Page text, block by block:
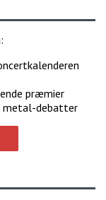
præmier
metal-debatter